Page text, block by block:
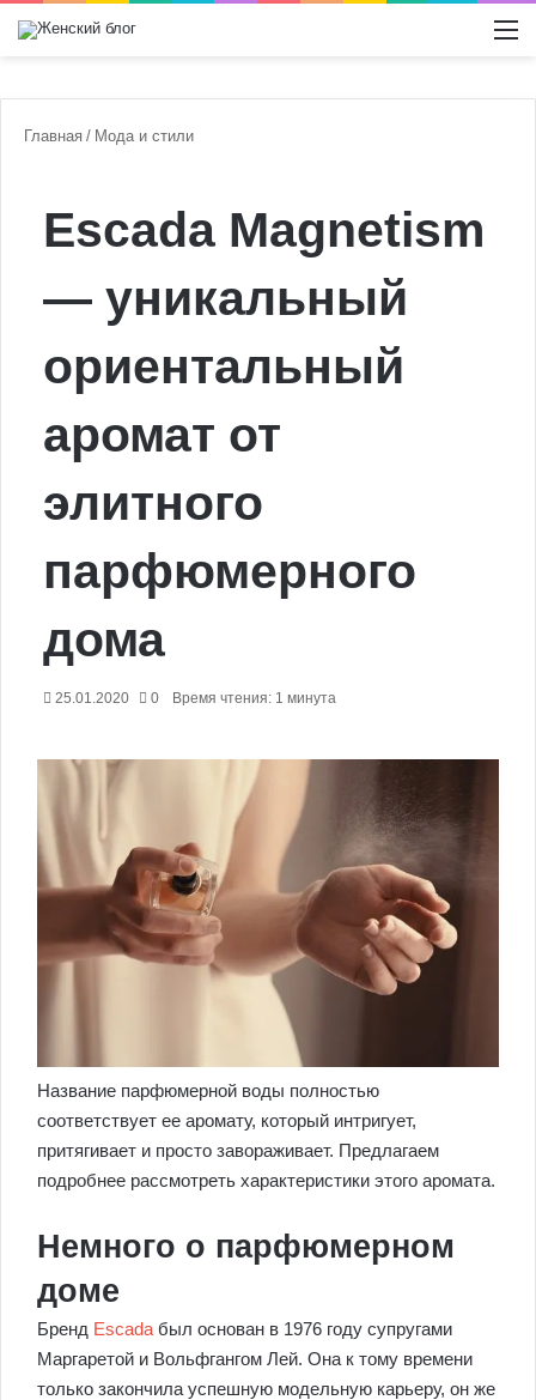
Главная / Мода и стили
Escada Magnetism
— уникальный
ориентальный
аромат от
элитного
парфюмерного
дома
25.01.2020 0 Время чтения: 1 минута
Название парфюмерной воды полностью
соответствует ее аромату, который интригует,
притягивает и просто завораживает. Предлагаем
подробнее рассмотреть характеристики этого аромата.
Немного о парфюмерном
доме
Бренд Escada был основан в 1976 году супругами
Маргаретой и Вольфгангом Лей. Она к тому времени
только закончила успешную модельную карьеру, он же